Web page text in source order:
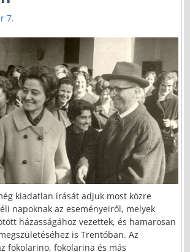
7.
kiadatlan írását adjuk most közre
napoknak az eseményeiről, melyek
házasságához vezettek, és hamarosan
is Trentóban. Az
fokolarino, fokolarina és más